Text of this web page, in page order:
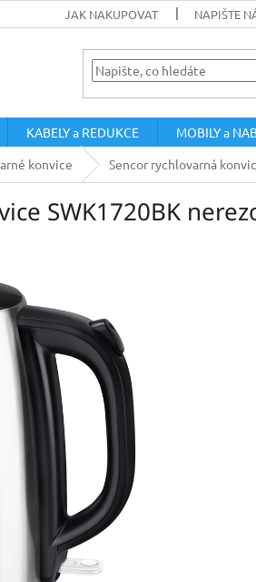
JAK NAKUPOVAT NAPIŠTE
KABELY a REDUKCE MOBILY a
konvice Sencor rychlovarná
SWK1720BK